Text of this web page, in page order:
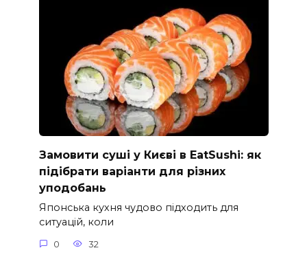
Замовити суші у Києві в EatSushi: як
підібрати варіанти для різних
уподобань
Японська кухня чудово підходить для
ситуацій, коли
0 32